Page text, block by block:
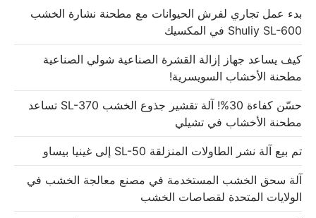
بدء عمل تجاري لفرش الحيوانات مع مطحنة نشارة الخشب
Shuliy SL-600 في المكسيك
كيف يساعد جهاز إزالة القشرة الصناعية شولي الصناعية
مطحنة الأخشاب السويسرية!
حسّن كفاءة 30%! آلة تقشير جذوع الخشب SL-370 تساعد
مطحنة الأخشاب في تشيلي
تم بيع آلة نشر الطاولات المنزلقة SL-50 إلى غينيا بيساو
آلة سحق الخشب المستخدمة في مصنع معالجة الخشب في
الولايات المتحدة لقصاصات الخشب